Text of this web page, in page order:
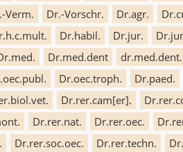
Verm. Dr.-Vorschr. Dr.agr.
Dr.habil. Dr.jur.
Dr.med.dent dr.med.dent.
Dr.oec.troph. Dr.paed.
Dr.rer.cam[er].
Dr.rer.nat. Dr.rer.oec.
Dr.rer.soc.oec. Dr.rer.techn.